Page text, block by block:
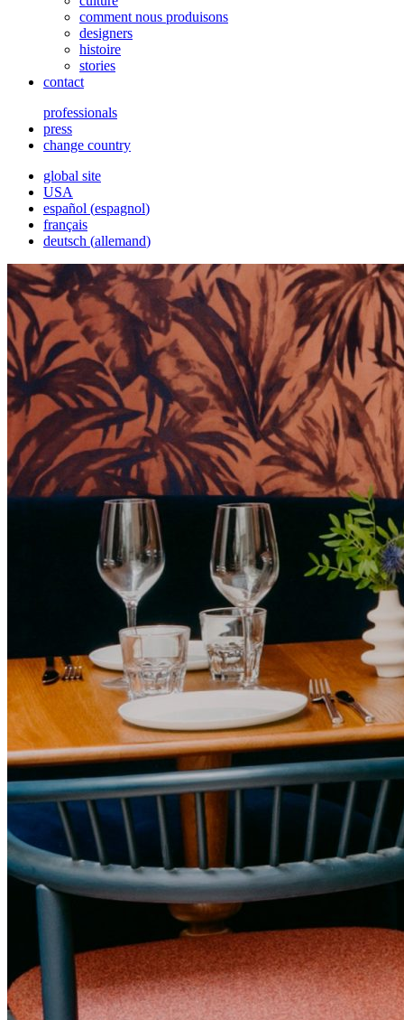
comment nous produisons
designers
histoire
stories
contact
professionals
press
change country
global site
USA
español (espagnol)
français
deutsch (allemand)